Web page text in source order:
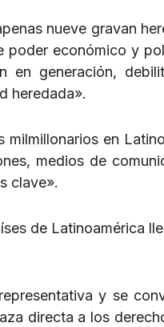
nueve gravan
poder económico y
en generación,
heredada».
en
medios de
clave».
de Latinoamérica
y se
directa a los